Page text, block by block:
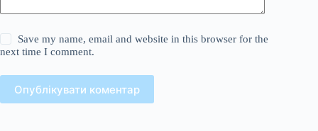
Save my name, email and website in this browser for the
next time I comment.
Опублікувати коментар